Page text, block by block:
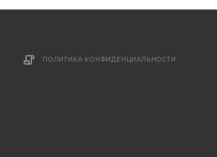
ПОЛИТИКА КОНФИДЕНЦИАЛЬНОСТИ